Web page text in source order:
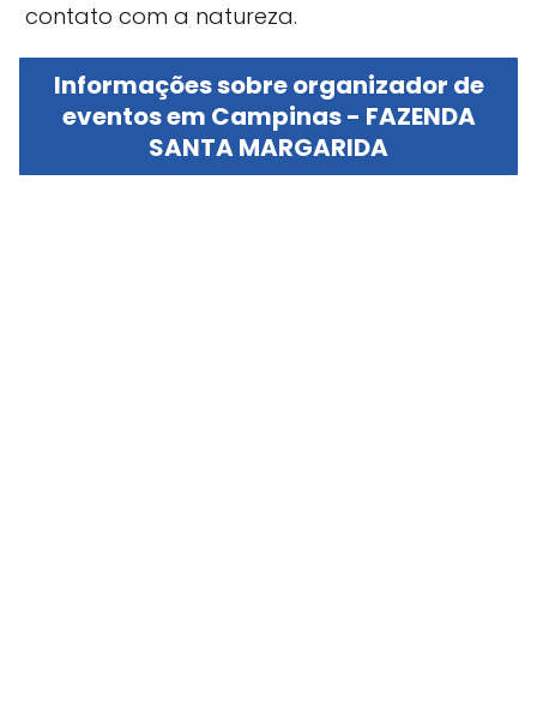
contato com a natureza.
Informações sobre organizador de
eventos em Campinas - FAZENDA
SANTA MARGARIDA